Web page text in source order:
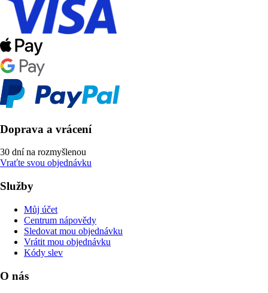
Doprava a vrácení
30 dní na rozmyšlenou
Vraťte svou objednávku
Služby
Můj účet
Centrum nápovědy
Sledovat mou objednávku
Vrátit mou objednávku
Kódy slev
O nás